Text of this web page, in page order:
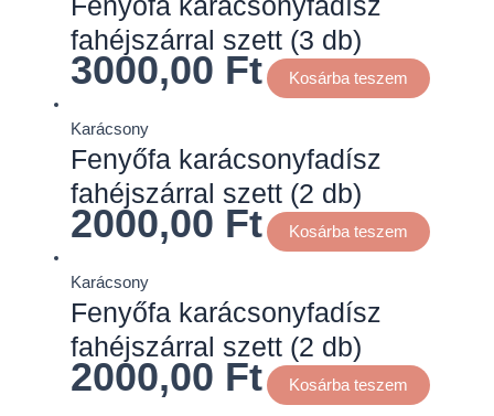
fahéjszárral szett (3 db)
3000,00 Ft Kosárba teszem
Karácsony
Fenyőfa karácsonyfadísz
fahéjszárral szett (2 db)
2000,00 Ft Kosárba teszem
Karácsony
Fenyőfa karácsonyfadísz
fahéjszárral szett (2 db)
2000,00 Ft Kosárba teszem